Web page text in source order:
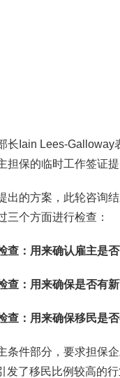
长Iain Lees-Galloway
担保的临时工作签证
出的方案，此轮咨询
三个方面进行检查：
：用来确认雇主是否
：用来确保是否有新
：用来确保移民是否
条件部分，要求担保
发了移民比例较高的行